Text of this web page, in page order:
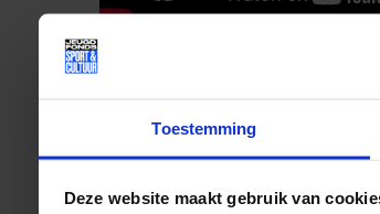
Toestemming
Deze website maakt gebruik van
Daarbij kunnen we jouw hulp en
kinderen en jongeren inGemeente
Kijk hier voor meer informatie: